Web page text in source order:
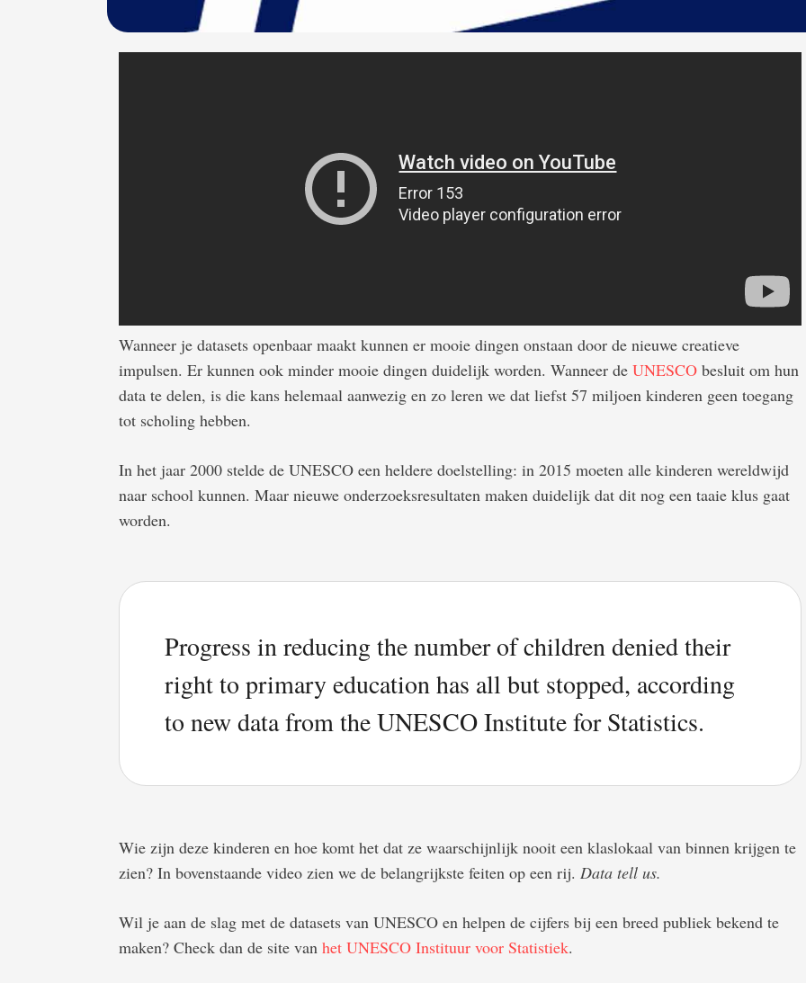
Wanneer je datasets openbaar maakt kunnen er mooie dingen onstaan door de nieuwe creatieve
impulsen. Er kunnen ook minder mooie dingen duidelijk worden. Wanneer de UNESCO besluit om hun
data te delen, is die kans helemaal aanwezig en zo leren we dat liefst 57 miljoen kinderen geen toegang
tot scholing hebben.
In het jaar 2000 stelde de UNESCO een heldere doelstelling: in 2015 moeten alle kinderen wereldwijd
naar school kunnen. Maar nieuwe onderzoeksresultaten maken duidelijk dat dit nog een taaie klus gaat
worden.
Progress in reducing the number of children denied their
right to primary education has all but stopped, according
to new data from the UNESCO Institute for Statistics.
Wie zijn deze kinderen en hoe komt het dat ze waarschijnlijk nooit een klaslokaal van binnen krijgen te
zien? In bovenstaande video zien we de belangrijkste feiten op een rij. Data tell us.
Wil je aan de slag met de datasets van UNESCO en helpen de cijfers bij een breed publiek bekend te
maken? Check dan de site van het UNESCO Instituur voor Statistiek.